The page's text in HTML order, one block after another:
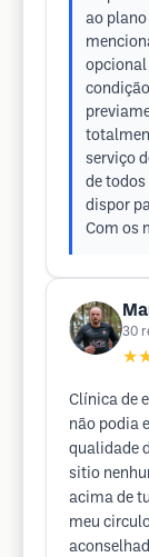
ao
opcional
serviço
de todos
dispor
Com os
30
Clínica de
não podia
qualidade
sitio
acima de
meu